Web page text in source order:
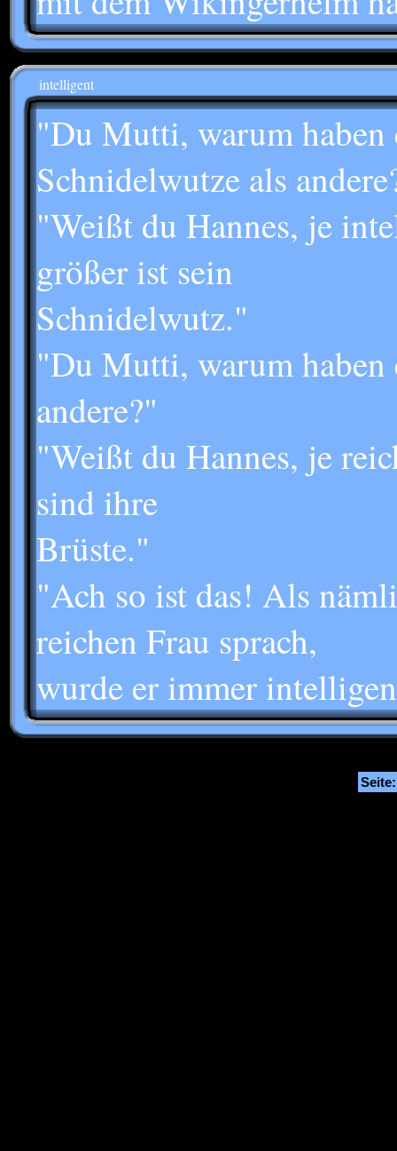
intelligent
"Du Mutti, warum
Schnidelwutze als
"Weißt du Hannes, je
größer ist sein
Schnidelwutz."
"Du Mutti, warum haben
andere?"
"Weißt du Hannes, je
sind ihre
Brüste."
"Ach so ist das! Als
reichen Frau sprach,
wurde er immer
Seite: